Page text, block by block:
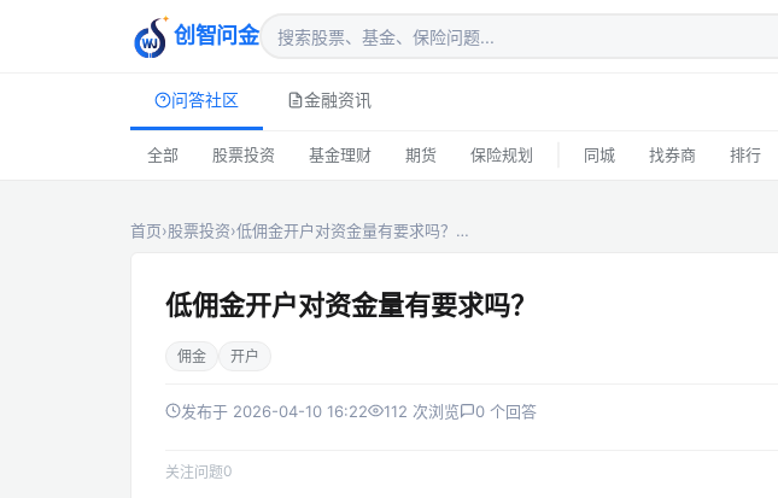
创智问金
问答社区 金融资讯
全部 股票投资 基金理财 期货 保险规划 同城 找券商 排行
首页›股票投资›低佣金开户对资金量有要求吗？…
低佣金开户对资金量有要求吗？
佣金 开户
发布于 2026-04-10 16:22 112 次浏览 0 个回答
关注问题0